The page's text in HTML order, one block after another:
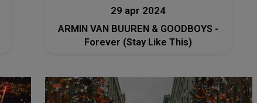
29 apr 2024
ARMIN VAN BUUREN & GOODBOYS -
Forever (Stay Like This)